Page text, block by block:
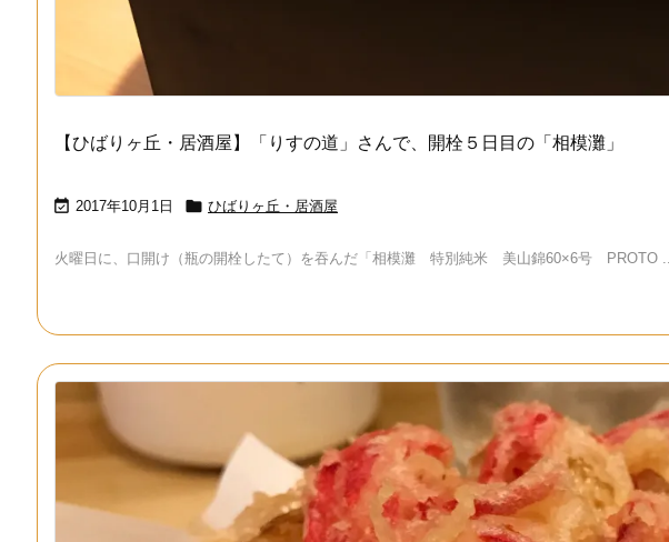
【ひばりヶ丘・居酒屋】「りすの道」さんで、開栓５日目の「相模灘」
 2017年10月1日  ひばりヶ丘・居酒屋
火曜日に、口開け（瓶の開栓したて）を吞んだ「相模灘 特別純米 美山錦60×6号 PROTO ...